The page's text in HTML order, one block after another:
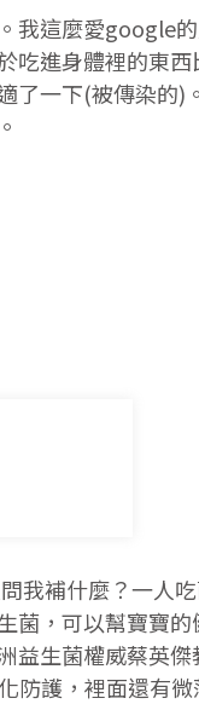
我這麼愛google
吃進身體裡的東
了一下(被傳染的
我補什麼？一人
菌，可以幫寶寶
益生菌權威蔡英
防護，裡面還有